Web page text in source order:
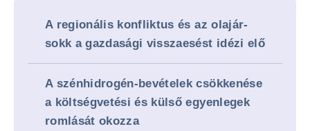
A regionális konfliktus és az olajár-
sokk a gazdasági visszaesést idézi elő
A szénhidrogén-bevételek csökkenése
a költségvetési és külső egyenlegek
romlását okozza